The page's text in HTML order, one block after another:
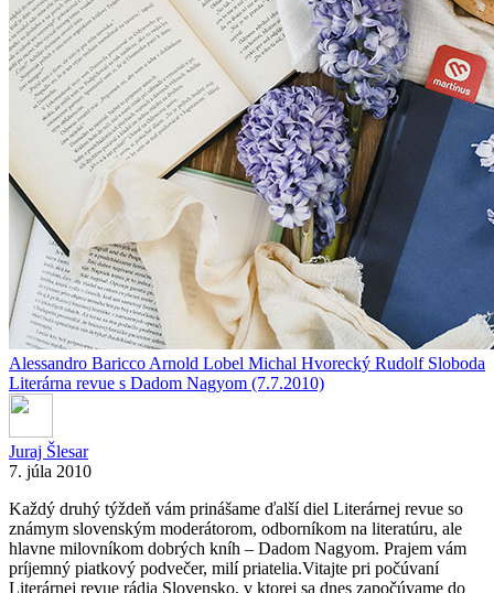
Alessandro Baricco Arnold Lobel Michal Hvorecký Rudolf Sloboda
Literárna revue s Dadom Nagyom (7.7.2010)
Juraj Šlesar
7. júla 2010
Každý druhý týždeň vám prinášame ďalší diel Literárnej revue so
známym slovenským moderátorom, odborníkom na literatúru, ale
hlavne milovníkom dobrých kníh – Dadom Nagyom. Prajem vám
príjemný piatkový podvečer, milí priatelia.Vitajte pri počúvaní
Literárnej revue rádia Slovensko, v ktorej sa dnes započúvame do